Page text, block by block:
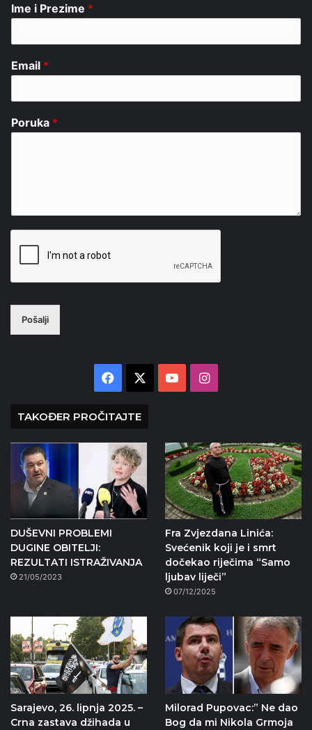
Ime i Prezime *
Email *
Poruka *
Pošalji
Facebook YouTubeInstagram
TAKOĐER PROČITAJTE
DUŠEVNI PROBLEMI
DUGINE OBITELJI:
REZULTATI ISTRAŽIVANJA
21/05/2023
Fra Zvjezdana Linića:
Svećenik koji je i smrt
dočekao riječima “Samo
ljubav liječi”
07/12/2025
Sarajevo, 26. lipnja 2025. –
Crna zastava džihada u
Milorad Pupovac:” Ne dao
Bog da mi Nikola Grmoja